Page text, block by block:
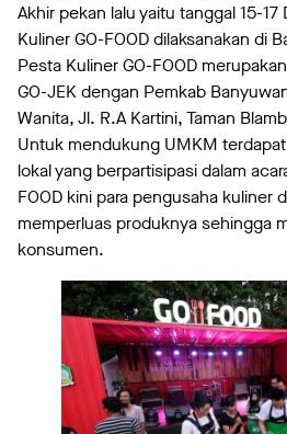
Akhir pekan lalu yaitu tanggal 15-
Kuliner GO-FOOD dilaksanakan di
Pesta Kuliner GO-FOOD
GO-JEK dengan Pemkab
Wanita, Jl. R.A Kartini, Taman
Untuk mendukung UMKM
lokal yang berpartisipasi dalam
FOOD kini para pengusaha kuliner
memperluas produknya sehingga
konsumen.